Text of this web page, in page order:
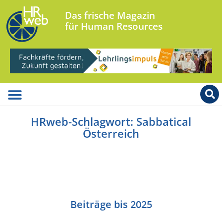
Das frische Magazin
für Human Resources
HRweb-Schlagwort: Sabbatical
Österreich
Beiträge bis 2025